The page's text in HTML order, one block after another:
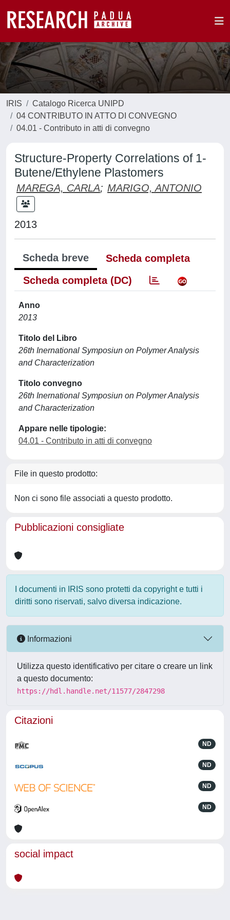
IRIS
Catalogo Ricerca UNIPD
04 CONTRIBUTO IN ATTO DI CONVEGNO
04.01 - Contributo in atti di convegno
Structure-Property Correlations of 1-
Butene/Ethylene Plastomers
MAREGA, CARLA; MARIGO, ANTONIO
2013
Scheda breve
Scheda completa
Scheda completa (DC)
Anno
2013
Titolo del Libro
26th Inernational Symposiun on Polymer Analysis
and Characterization
Titolo convegno
26th Inernational Symposiun on Polymer Analysis
and Characterization
Appare nelle tipologie:
04.01 - Contributo in atti di convegno
File in questo prodotto:
Non ci sono file associati a questo prodotto.
Pubblicazioni consigliate
I documenti in IRIS sono protetti da copyright e tutti i
diritti sono riservati, salvo diversa indicazione.
Informazioni
Utilizza questo identificativo per citare o creare un link
a questo documento:
https://hdl.handle.net/11577/2847298
Citazioni
ND
ND
ND
ND
social impact